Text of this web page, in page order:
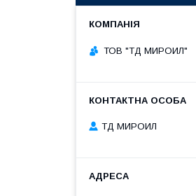
ТОВ "ТД МИРОИЛ"
ТД МИРОИЛ